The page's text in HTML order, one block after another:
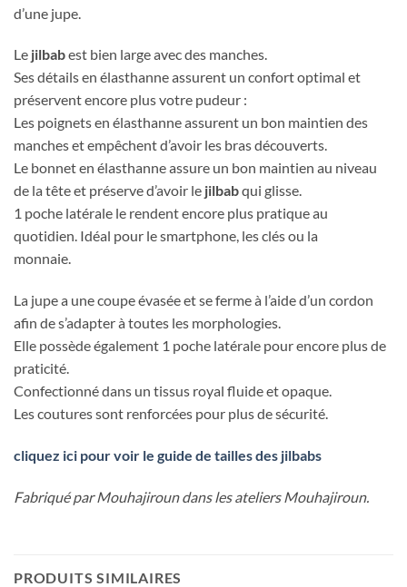
d’une jupe.
Le jilbabest bien large avec des manches.
Ses détails en élasthanne assurent un confort optimal et
préservent encore plus votre pudeur :
Les poignets en élasthanne assurent un bon maintien des
manches et empêchent d’avoir les bras découverts.
Le bonnet en élasthanne assure un bon maintien au niveau
de la tête et préserve d’avoir le jilbabqui glisse.
1 poche latérale le rendent encore plus pratique au
quotidien. Idéal pour le smartphone, les clés ou la
monnaie.
La jupe a une coupe évasée et se ferme à l’aide d’un cordon
afin de s’adapter à toutes les morphologies.
Elle possède également 1 poche latérale pour encore plus de
praticité.
Confectionné dans un tissus royal fluide et opaque.
Les coutures sont renforcées pour plus de sécurité.
cliquez ici pour voir le guide de tailles des jilbabs
Fabriqué par Mouhajiroun dans les ateliers Mouhajiroun.
PRODUITS SIMILAIRES